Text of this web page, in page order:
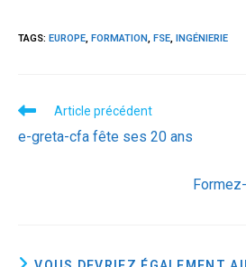
TAGS: EUROPE, FORMATION, FSE, INGÉNIERIE
Read
articles
Article précédent
e-greta-cfa fête ses 20 ans